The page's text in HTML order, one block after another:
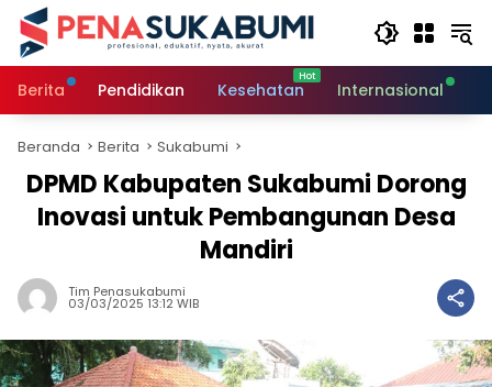
Langsung
konten
Berita
Pendidikan Kesehatan Internasional
Beranda Berita Sukabumi
DPMD Kabupaten Sukabumi Dorong
Inovasi untuk Pembangunan Desa
Mandiri
Tim Penasukabumi
03/03/2025 13:12 WIB